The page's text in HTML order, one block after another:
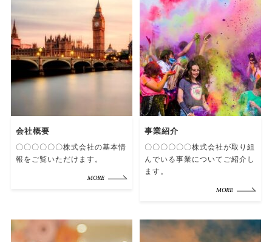
会社概要
〇〇〇〇〇〇株式会社の基本情
報をご覧いただけます。
MORE
事業紹介
〇〇〇〇〇〇株式会社が取り組
んでいる事業についてご紹介し
ます。
MORE